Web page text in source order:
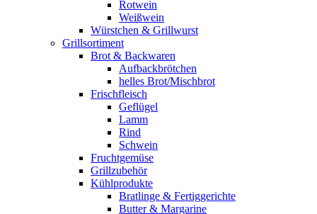
Rotwein
Weißwein
Würstchen & Grillwurst
Grillsortiment
Brot & Backwaren
Aufbackbrötchen
helles Brot/Mischbrot
Frischfleisch
Geflügel
Lamm
Rind
Schwein
Fruchtgemüse
Grillzubehör
Kühlprodukte
Bratlinge & Fertiggerichte
Butter & Margarine